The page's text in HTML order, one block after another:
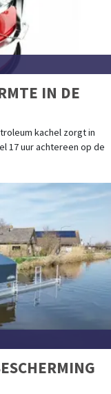
IN DE
kachel zorgt in
17 uur achtereen op de